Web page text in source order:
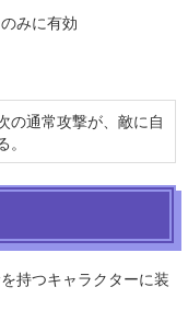
みに有効
の通常攻撃が、敵に自
持つキャラクターに装